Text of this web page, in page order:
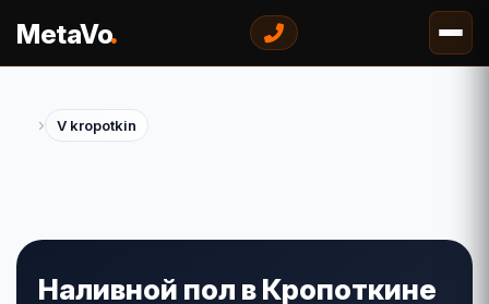
MetaVo.
› V kropotkin
Наливной пол в Кропоткине